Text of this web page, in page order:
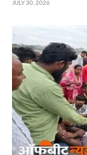
JULY 30, 2026